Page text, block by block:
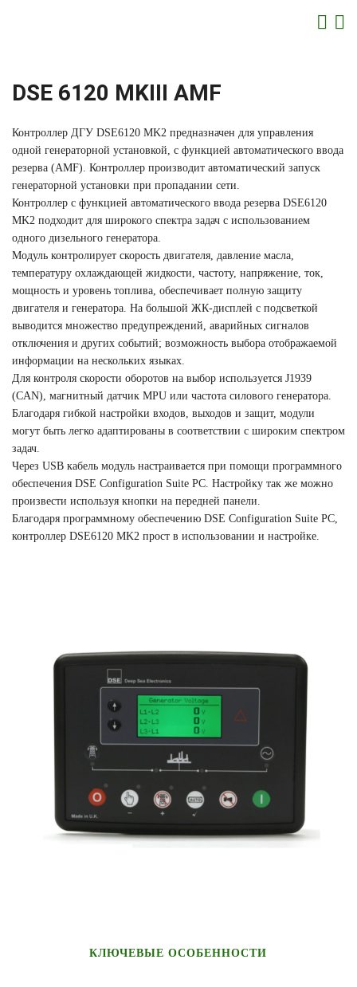
DSE 6120 MKIII AMF
Контроллер ДГУ DSE6120 MK2 предназначен для управления
одной генераторной установкой, с функцией автоматического ввода
резерва (AMF). Контроллер производит автоматический запуск
генераторной установки при пропадании сети.
Контроллер с функцией автоматического ввода резерва DSE6120
MK2 подходит для широкого спектра задач с использованием
одного дизельного генератора.
Модуль контролирует скорость двигателя, давление масла,
температуру охлаждающей жидкости, частоту, напряжение, ток,
мощность и уровень топлива, обеспечивает полную защиту
двигателя и генератора. На большой ЖК-дисплей с подсветкой
выводится множество предупреждений, аварийных сигналов
отключения и других событий; возможность выбора отображаемой
информации на нескольких языках.
Для контроля скорости оборотов на выбор используется J1939
(CAN), магнитный датчик MPU или частота силового генератора.
Благодаря гибкой настройки входов, выходов и защит, модули
могут быть легко адаптированы в соответствии с широким спектром
задач.
Через USB кабель модуль настраивается при помощи программного
обеспечения DSE Configuration Suite PC. Настройку так же можно
произвести используя кнопки на передней панели.
Благодаря программному обеспечению DSE Configuration Suite PC,
контроллер DSE6120 MK2 прост в использовании и настройке.
КЛЮЧЕВЫЕ ОСОБЕННОСТИ